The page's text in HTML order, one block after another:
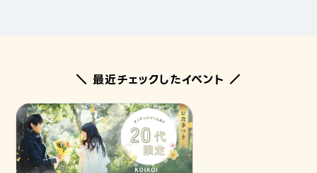
＼ 最近チェックしたイベント ／